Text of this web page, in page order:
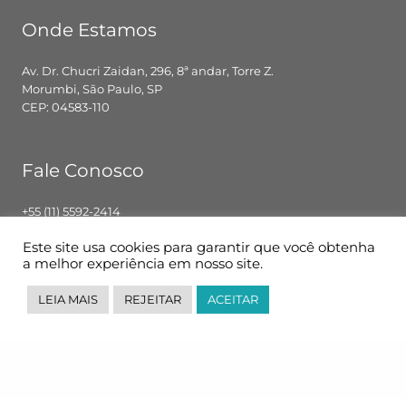
Onde Estamos
Av. Dr. Chucri Zaidan, 296, 8ª andar, Torre Z.
Morumbi, São Paulo, SP
CEP: 04583-110
Fale Conosco
+55 (11) 5592-2414
Segunda – Sexta: 8h00 – 18h00
Siga-nos
Este site usa cookies para garantir que você obtenha
a melhor experiência em nosso site.
LEIA MAIS REJEITAR ACEITAR